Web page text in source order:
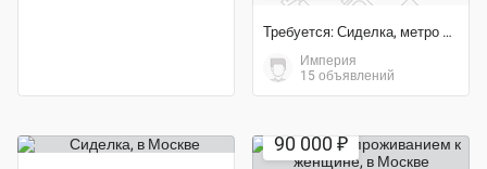
Требуется: Сиделка, метро Печатники
Империя
15 объявлений
90 000 ₽